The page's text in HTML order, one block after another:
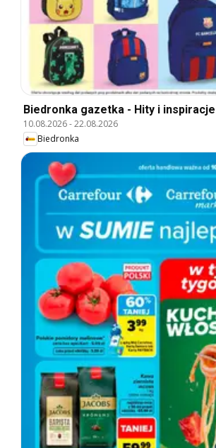
Biedronka gazetka - Hity i inspiracje
10.08.2026-22.08.2026
Biedronka